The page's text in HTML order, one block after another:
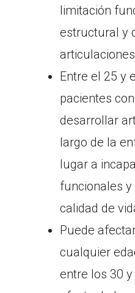
limitación
estructural y
Entre el 25 y
pacientes
desarrollar
largo de la
lugar a
funcionales
calidad de
Puede
cualquier
entre los 30